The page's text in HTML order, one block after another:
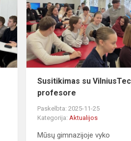
pasaulyje
Susitikimas su
profesore
Paskelbta: 2025-11-25
Kategorija:Aktualijos
Mūsų gimnazijoje vyko